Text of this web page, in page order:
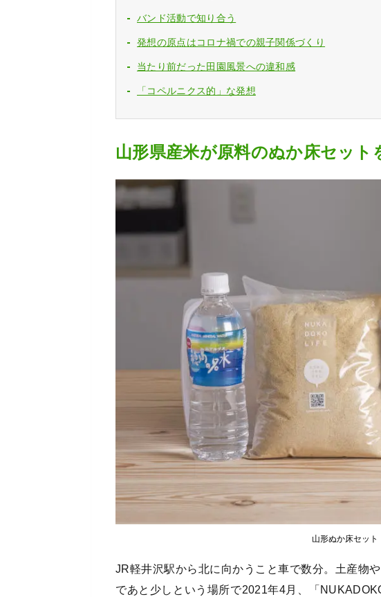
バンド活動で知り合う
発想の原点はコロナ禍での親子関係づくり
当たり前だった田園風景への違和感
「コペルニクス的」な発想
山形県産米が原料のぬか床セット
山形ぬか床セット
JR軽井沢駅から北に向かうこと車で数分。土産物
であと少しという場所で2021年4月、「